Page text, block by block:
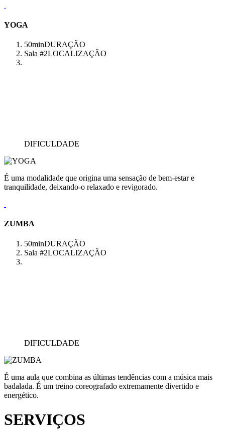
YOGA
50minDURAÇÃO
Sala #2LOCALIZAÇÃO
DIFICULDADE
É uma modalidade que origina uma sensação de bem-estar e
tranquilidade, deixando-o relaxado e revigorado.
ZUMBA
50minDURAÇÃO
Sala #2LOCALIZAÇÃO
DIFICULDADE
É uma aula que combina as últimas tendências com a música mais
badalada. É um treino coreografado extremamente divertido e
energético.
SERVIÇOS